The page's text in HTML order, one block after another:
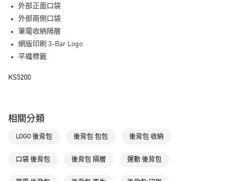
全家取貨付款
每筆NT$80，滿NT$1,500(含以上)免運費
付款後全家取貨
每筆NT$80，滿NT$1,500(含以上)免運費
付款後萊爾富取貨
外部正面口袋
外部兩側口袋
筆電收納隔層
網版印刷 3-Bar Logo
平織標籤
KS5200
相關分類
LOGO 後背包 後背包 包包 後背包 收納
口袋 後背包 後背包 隔層 運動 後背包